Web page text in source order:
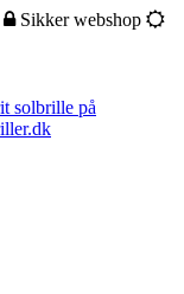
Sikker webshop